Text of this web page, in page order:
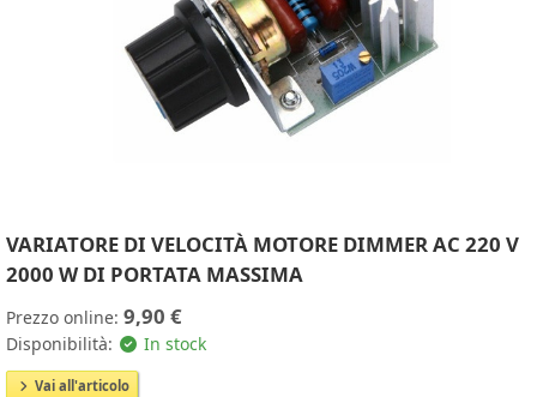
VARIATORE DI VELOCITÀ MOTORE DIMMER AC 220 V
2000 W DI PORTATA MASSIMA
Prezzo online: 9,90 €
Disponibilità: In stock
Vai all'articolo